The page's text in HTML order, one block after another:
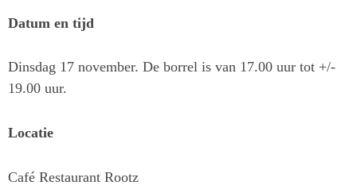
Datum en tijd
Dinsdag 17 november. De borrel is van 17.00 uur tot +/-
19.00 uur.
Locatie
Café Restaurant Rootz